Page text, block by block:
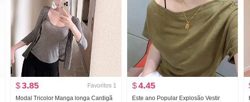
$3.85 Favoritos 1
Modal Tricolor Manga longa Cardigã
$4.45
Este ano Popular Explosão Vestir